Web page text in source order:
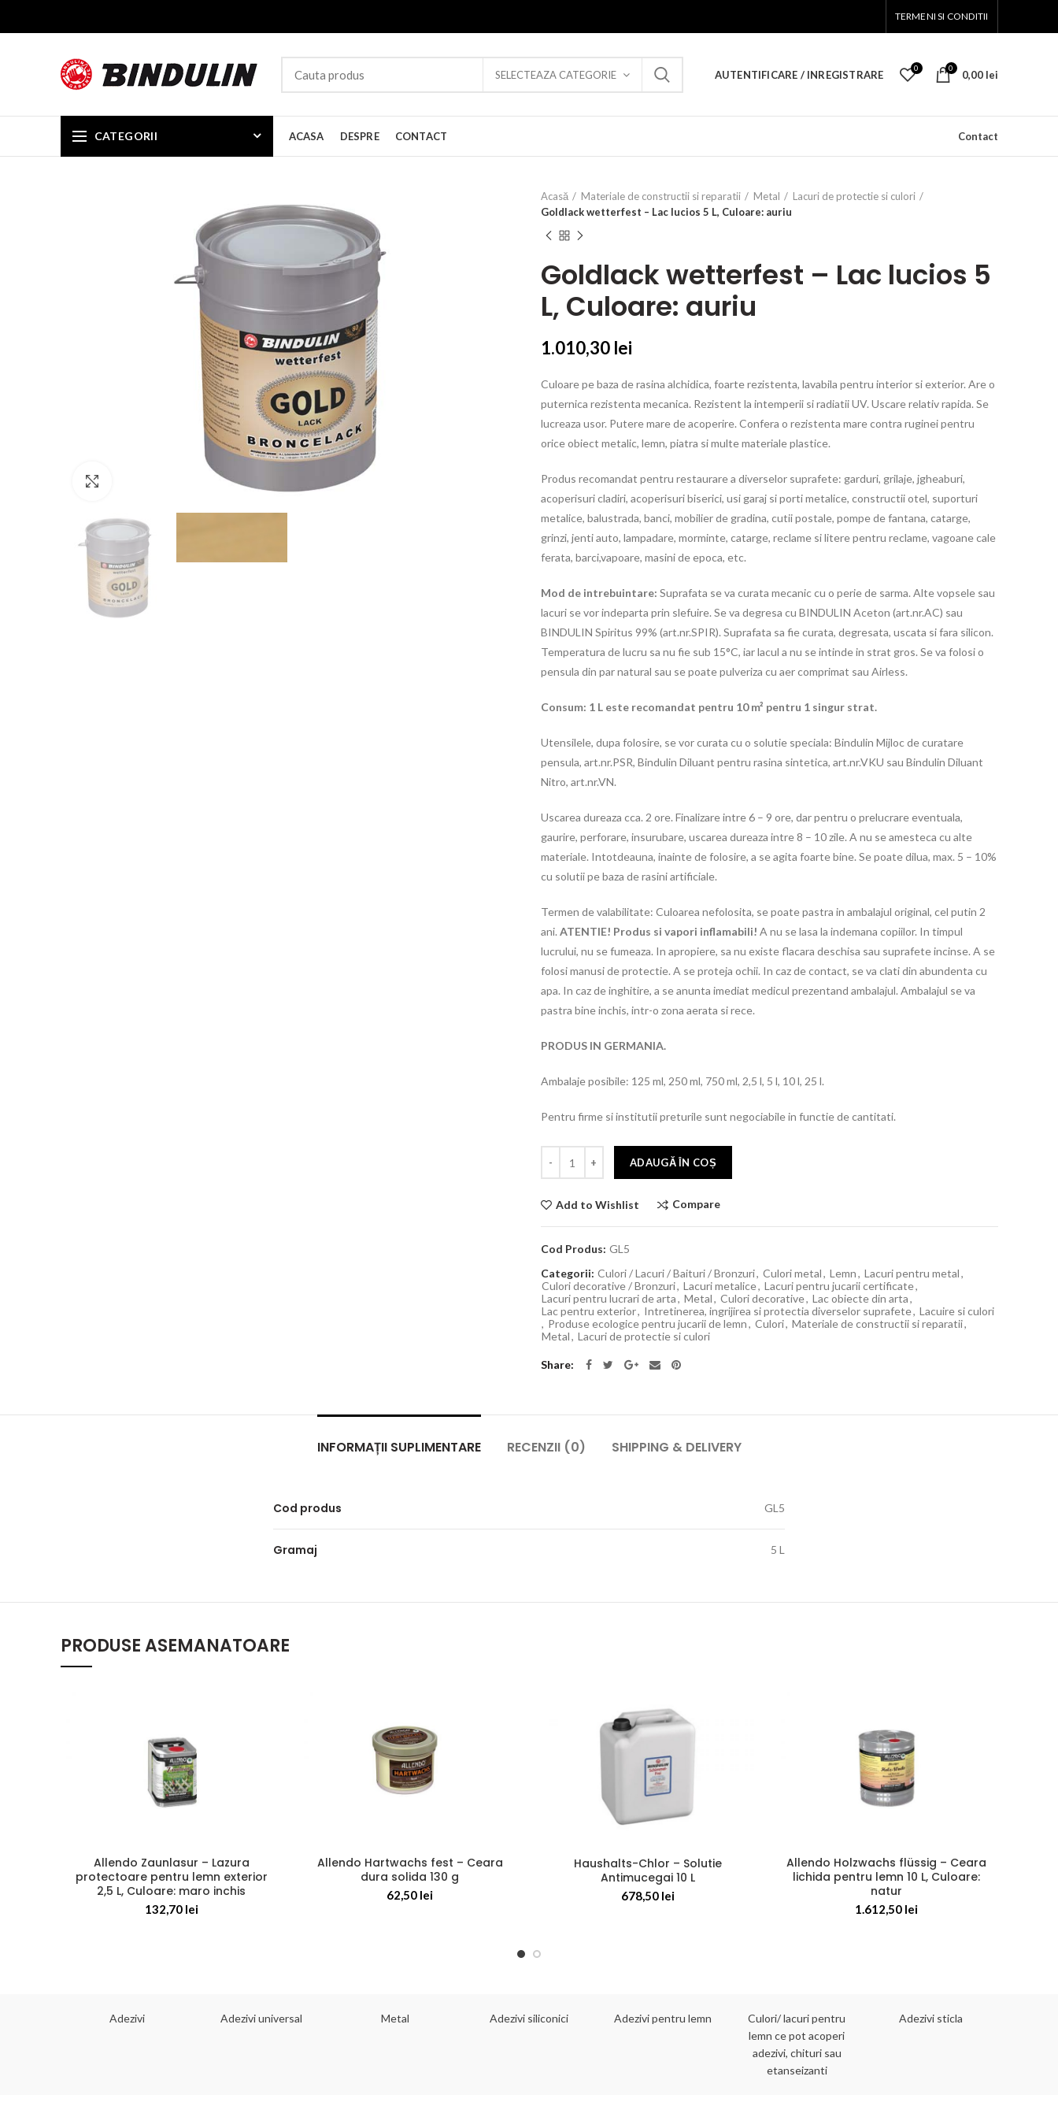
TERMENI SI CONDITII
SELECTEAZA CATEGORIE AUTENTIFICARE / INREGISTRARE
0 0
0,00 lei
CATEGORII ACASA DESPRE CONTACT Contact
Acasă Materiale de constructii si reparatii Metal
Lacuri de protectie si culori
Goldlack wetterfest – Lac lucios 5 L, Culoare: auriu
Goldlack wetterfest – Lac lucios 5
L, Culoare: auriu
1.010,30 lei
Culoare pe baza de rasina alchidica, foarte rezistenta, lavabila pentru interior si exterior. Are o
puternica rezistenta mecanica. Rezistent la intemperii si radiatii UV. Uscare relativ rapida. Se
lucreaza usor. Putere mare de acoperire. Confera o rezistenta mare contra ruginei pentru
orice obiect metalic, lemn, piatra si multe materiale plastice.
Produs recomandat pentru restaurare a diverselor suprafete: garduri, grilaje, jgheaburi,
acoperisuri cladiri, acoperisuri biserici, usi garaj si porti metalice, constructii otel, suporturi
metalice, balustrada, banci, mobilier de gradina, cutii postale, pompe de fantana, catarge,
grinzi, jenti auto, lampadare, morminte, catarge, reclame si litere pentru reclame, vagoane cale
ferata, barci,vapoare, masini de epoca, etc.
Mod de intrebuintare: Suprafata se va curata mecanic cu o perie de sarma. Alte vopsele sau
lacuri se vor indeparta prin slefuire. Se va degresa cu BINDULIN Aceton (art.nr.AC) sau
BINDULIN Spiritus 99% (art.nr.SPIR). Suprafata sa fie curata, degresata, uscata si fara silicon.
Temperatura de lucru sa nu fie sub 15°C, iar lacul a nu se intinde in strat gros. Se va folosi o
pensula din par natural sau se poate pulveriza cu aer comprimat sau Airless.
Consum: 1 L este recomandat pentru 10 m² pentru 1 singur strat.
Utensilele, dupa folosire, se vor curata cu o solutie speciala: Bindulin Mijloc de curatare
pensula, art.nr.PSR, Bindulin Diluant pentru rasina sintetica, art.nr.VKU sau Bindulin Diluant
Nitro, art.nr.VN.
Uscarea dureaza cca. 2 ore. Finalizare intre 6 – 9 ore, dar pentru o prelucrare eventuala,
gaurire, perforare, insurubare, uscarea dureaza intre 8 – 10 zile. A nu se amesteca cu alte
materiale. Intotdeauna, inainte de folosire, a se agita foarte bine. Se poate dilua, max. 5 – 10%
cu solutii pe baza de rasini artificiale.
Termen de valabilitate: Culoarea nefolosita, se poate pastra in ambalajul original, cel putin 2
ani. ATENTIE! Produs si vapori inflamabili! A nu se lasa la indemana copiilor. In timpul
lucrului, nu se fumeaza. In apropiere, sa nu existe flacara deschisa sau suprafete incinse. A se
folosi manusi de protectie. A se proteja ochii. In caz de contact, se va clati din abundenta cu
apa. In caz de inghitire, a se anunta imediat medicul prezentand ambalajul. Ambalajul se va
pastra bine inchis, intr-o zona aerata si rece.
PRODUS IN GERMANIA.
Ambalaje posibile: 125 ml, 250 ml, 750 ml, 2,5 l, 5 l, 10 l, 25 l.
Pentru firme si institutii preturile sunt negociabile in functie de cantitati.
ADAUGĂ ÎN COȘ
Add to Wishlist Compare
Cod Produs: GL5
Categorii: Culori / Lacuri / Baituri / Bronzuri, Culori metal, Lemn, Lacuri pentru metal,
Culori decorative / Bronzuri, Lacuri metalice, Lacuri pentru jucarii certificate,
Lacuri pentru lucrari de arta, Metal, Culori decorative, Lac obiecte din arta,
Lac pentru exterior, Intretinerea, ingrijirea si protectia diverselor suprafete, Lacuire si culori
, Produse ecologice pentru jucarii de lemn, Culori, Materiale de constructii si reparatii,
Metal, Lacuri de protectie si culori
Share
INFORMAȚII SUPLIMENTARE RECENZII (0) SHIPPING & DELIVERY
Cod produs GL5
Gramaj 5 L
PRODUSE ASEMANATOARE
Allendo Zaunlasur – Lazura
protectoare pentru lemn exterior
2,5 L, Culoare: maro inchis
132,70 lei
Allendo Hartwachs fest – Ceara
dura solida 130 g
62,50 lei
Haushalts-Chlor – Solutie
Antimucegai 10 L
678,50 lei
Allendo Holzwachs flüssig – Ceara
lichida pentru lemn 10 L, Culoare:
natur
1.612,50 lei
Adezivi Adezivi universal Metal Adezivi siliconici Adezivi pentru lemn
Culori/ lacuri pentru
lemn ce pot acoperi
adezivi, chituri sau
etanseizanti
Adezivi sticla